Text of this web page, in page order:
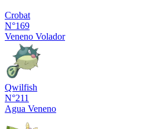
Crobat
N°169
Veneno Volador
Qwilfish
N°211
Agua Veneno